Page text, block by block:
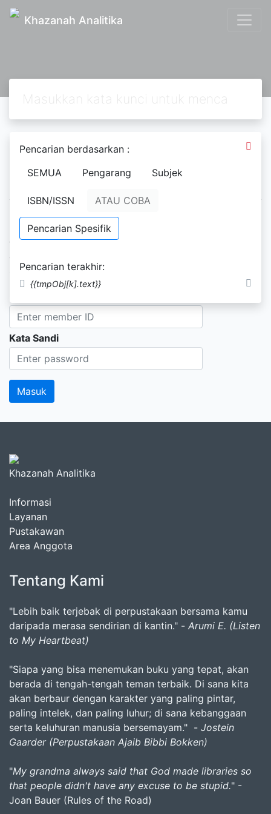
Khazanah Analitika
Pencarian berdasarkan :
SEMUA
Pengarang Subjek
ISBN/ISSN ATAU COBA
Pencarian Spesifik
Pencarian terakhir:
{{tmpObj[k].text}}
Masuk Anggota
Perpustakaan
Masukan ID anggota serta kata sandi yang diberikan
oleh administrator sistem perpustakaan. Jika Anda
anggota perpustakaan namun belum memiliki kata
sandi, hubungi staf perpustakaan.
Kata Sandi
Khazanah Analitika
Informasi
Layanan
Pustakawan
Area Anggota
Tentang Kami
"Lebih baik terjebak di perpustakaan bersama kamu
daripada merasa sendirian di kantin." - Arumi E. (Listen
to My Heartbeat)
"Siapa yang bisa menemukan buku yang tepat, akan
berada di tengah-tengah teman terbaik. Di sana kita
akan berbaur dengan karakter yang paling pintar,
paling intelek, dan paling luhur; di sana kebanggaan
serta keluhuran manusia bersemayam." - Jostein
Gaarder (Perpustakaan Ajaib Bibbi Bokken)
"My grandma always said that God made libraries so
that people didn't have any excuse to be stupid." -
Joan Bauer (Rules of the Road)